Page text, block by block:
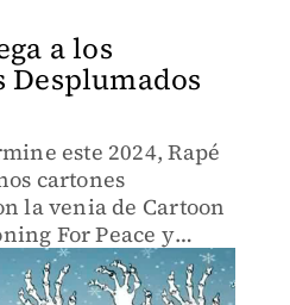
a los
Desplumados
este 2024, Rapé
cartones
la venia de Cartoon
For Peace y
con la